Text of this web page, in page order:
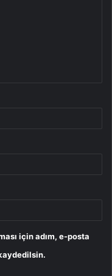
için adım, e-posta